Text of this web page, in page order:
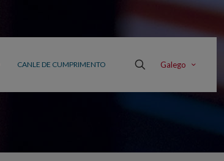
CANLE DE CUMPRIMENTO Galego